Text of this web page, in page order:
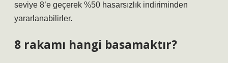
seviye 8’e geçerek %50 hasarsızlık indiriminden
yararlanabilirler.
8 rakamı hangi basamaktır?